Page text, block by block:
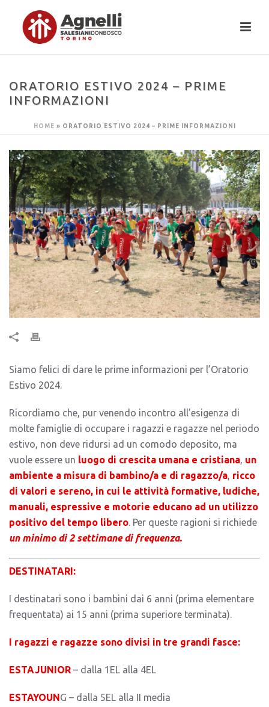
ORATORIO ESTIVO 2024 – PRIME
INFORMAZIONI
HOME » ORATORIO ESTIVO 2024 – PRIME INFORMAZIONI
Siamo felici di dare le prime informazioni per l’Oratorio
Estivo 2024.
Ricordiamo che, pur venendo incontro all’esigenza di
molte famiglie di occupare i ragazzi e ragazze nel periodo
estivo, non deve ridursi ad un comodo deposito, ma
vuole essere un luogo di crescita umana e cristiana, un
ambiente a misura di bambino/a e di ragazzo/a, ricco
di valori e sereno, in cui le attività formative, ludiche,
manuali, espressive e motorie educano ad un utilizzo
positivo del tempo libero. Per queste ragioni si richiede
un minimo di 2 settimane di frequenza.
DESTINATARI:
I destinatari sono i bambini dai 6 anni (prima elementare
frequentata) ai 15 anni (prima superiore terminata).
I ragazzi e ragazze sono divisi in tre grandi fasce:
ESTAJUNIOR – dalla 1EL alla 4EL
ESTAYOUNG – dalla 5EL alla II media